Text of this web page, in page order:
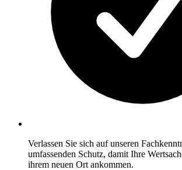
Verlassen Sie sich auf unseren
umfassenden Schutz, damit Ihre
ihrem neuen Ort ankommen.